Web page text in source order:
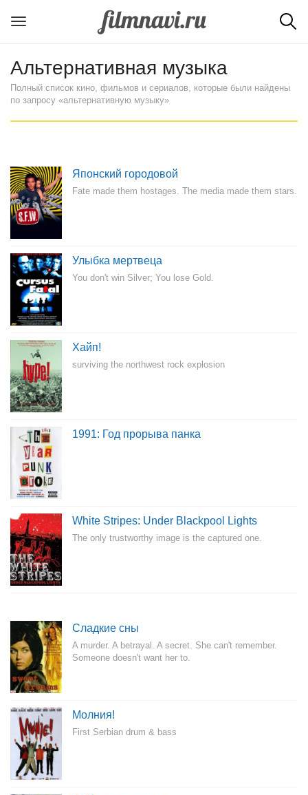
Альтернативная музыка
Полный список кино, фильмов и сериалов, которые были найдены
по запросу «альтернативную музыку»
Японский городовой
Fate made them hostages. The media made them stars.
Улыбка мертвеца
You don't win Silver; You lose Gold.
Хайп!
surviving the northwest rock explosion
1991: Год прорыва панка
White Stripes: Under Blackpool Lights
The only trustworthy image is the captured one.
Сладкие сны
A murder. A betrayal. A secret. She can't remember.
Someone doesn't want her to.
Молния!
First Serbian drum & bass